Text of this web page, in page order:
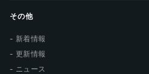
その他
新着情報
更新情報
ニュース